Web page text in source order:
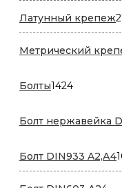
Латунный крепеж
Метрический
Болты14241424
Болт нержавейка
Болт DIN933 A2,А4